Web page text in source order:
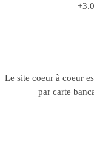
Le site coeur à coeur
par carte